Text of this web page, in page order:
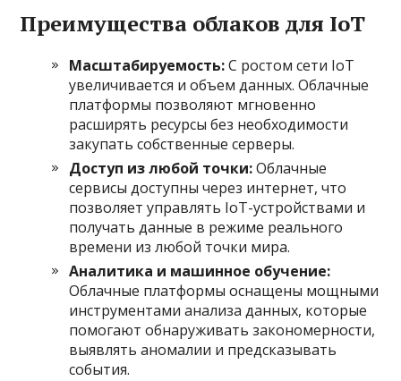
Преимущества облаков для IoT
Масштабируемость:С ростом сети IoT
увеличивается и объем данных. Облачные
платформы позволяют мгновенно
расширять ресурсы без необходимости
закупать собственные серверы.
Доступ из любой точки:Облачные
сервисы доступны через интернет, что
позволяет управлять IoT-устройствами и
получать данные в режиме реального
времени из любой точки мира.
Аналитика и машинное обучение:
Облачные платформы оснащены мощными
инструментами анализа данных, которые
помогают обнаруживать закономерности,
выявлять аномалии и предсказывать
события.